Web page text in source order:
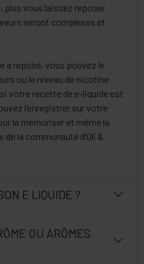
plus vous laissez reposer
seront complexes et
a reposé, vous pouvez le
ou le niveau de nicotine
votre recette de e-liquide est
l’enregistrer sur votre
la mémoriser et même la
la communauté d’Oli &
E LIQUIDE ?
OU ARÔMES